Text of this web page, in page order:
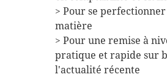
> Pour se
matière
> Pour une remise à
pratique et rapide sur
l'actualité récente